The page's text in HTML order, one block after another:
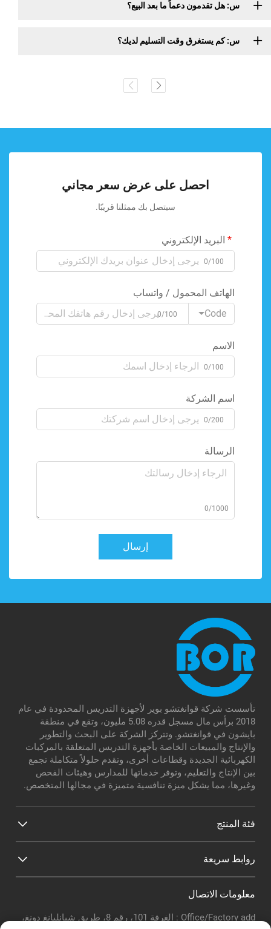
س: هل تقدمون دعماً ما بعد البيع؟
س: كم يستغرق وقت التسليم لديك؟
احصل على عرض سعر مجاني
سيتصل بك ممثلنا قريبًا.
البريد الإلكتروني
0/100
الهاتف المحمول / واتساب
Code
0/100
الاسم
0/100
اسم الشركة
0/200
الرسالة
0/1000
إرسال
تأسست شركة قوانغتشو بوير لأجهزة التدريس المحدودة في عام
2018 برأس مال مسجل قدره 5.08 مليون، وتقع في منطقة
بايشون في قوانغتشو. وتتركز الشركة على البحث والتطوير
والإنتاج والمبيعات الخاصة بأجهزة التدريس المتعلقة بالمركبات
الكهربائية الجديدة وقطاعات أخرى، وتقدم حلولاً متكاملة تجمع
بين الإنتاج والتعليم، وتوفر خدماتها للمدارس وهيئات الفحص
وغيرها، مما يشكل ميزة تنافسية متميزة في مجالها المتخصص.
فئة المنتج
روابط سريعة
معلومات الاتصال
Office/Factory add : الغرفة 101، رقم 8، طريق شيانليانغ دونغ،